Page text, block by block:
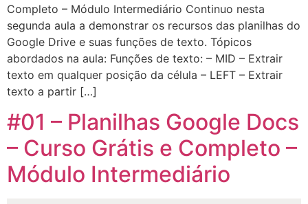
Completo – Módulo Intermediário Continuo nesta
segunda aula a demonstrar os recursos das planilhas do
Google Drive e suas funções de texto. Tópicos
abordados na aula: Funções de texto: – MID – Extrair
texto em qualquer posição da célula – LEFT – Extrair
texto a partir […]
#01 – Planilhas Google Docs
– Curso Grátis e Completo –
Módulo Intermediário